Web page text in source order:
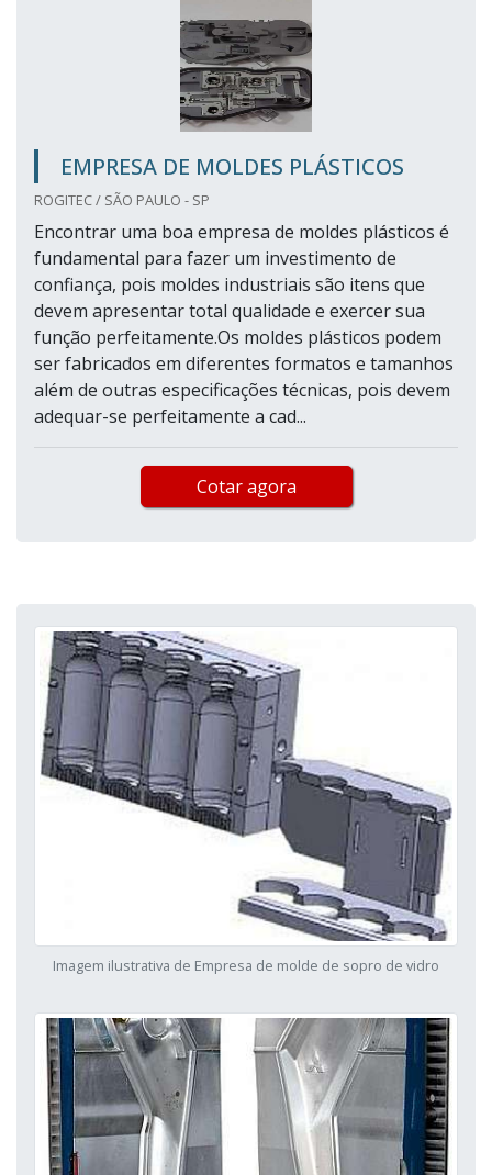
EMPRESA DE MOLDES PLÁSTICOS
ROGITEC / SÃO PAULO - SP
Encontrar uma boa empresa de moldes plásticos é
fundamental para fazer um investimento de
confiança, pois moldes industriais são itens que
devem apresentar total qualidade e exercer sua
função perfeitamente.Os moldes plásticos podem
ser fabricados em diferentes formatos e tamanhos
além de outras especificações técnicas, pois devem
adequar-se perfeitamente a cad...
Cotar agora
Imagem ilustrativa de Empresa de molde de sopro de vidro